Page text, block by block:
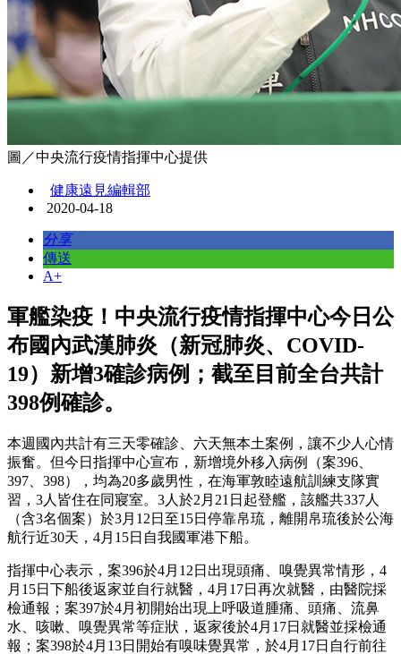
圖／中央流行疫情指揮中心提供
健康遠見編輯部
2020-04-18
分享
傳送
A+
軍艦染疫！中央流行疫情指揮中心今日公
布國內武漢肺炎（新冠肺炎、COVID-
19）新增3確診病例；截至目前全台共計
398例確診。
本週國內共計有三天零確診、六天無本土案例，讓不少人心情
振奮。但今日指揮中心宣布，新增境外移入病例（案396、
397、398），均為20多歲男性，在海軍敦睦遠航訓練支隊實
習，3人皆住在同寢室。3人於2月21日起登艦，該艦共337人
（含3名個案）於3月12日至15日停靠帛琉，離開帛琉後於公海
航行近30天，4月15日自我國軍港下船。
指揮中心表示，案396於4月12日出現頭痛、嗅覺異常情形，4
月15日下船後返家並自行就醫，4月17日再次就醫，由醫院採
檢通報；案397於4月初開始出現上呼吸道腫痛、頭痛、流鼻
水、咳嗽、嗅覺異常等症狀，返家後於4月17日就醫並採檢通
報；案398於4月13日開始有嗅味覺異常，於4月17日自行前往